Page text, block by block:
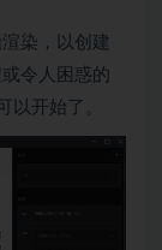
染，以创建
令人困惑的
开始了。